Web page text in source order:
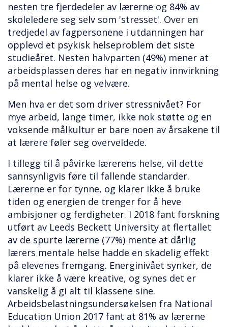
nesten tre fjerdedeler av lærerne og 84% av
skoleledere seg selv som 'stresset'. Over en
tredjedel av fagpersonene i utdanningen har
opplevd et psykisk helseproblem det siste
studieåret. Nesten halvparten (49%) mener at
arbeidsplassen deres har en negativ innvirkning
på mental helse og velvære.
Men hva er det som driver stressnivået? For
mye arbeid, lange timer, ikke nok støtte og en
voksende målkultur er bare noen av årsakene til
at lærere føler seg overveldede.
I tillegg til å påvirke lærerens helse, vil dette
sannsynligvis føre til fallende standarder.
Lærerne er for tynne, og klarer ikke å bruke
tiden og energien de trenger for å heve
ambisjoner og ferdigheter. I 2018 fant forskning
utført av Leeds Beckett University at flertallet
av de spurte lærerne (77%) mente at dårlig
lærers mentale helse hadde en skadelig effekt
på elevenes fremgang. Energinivået synker, de
klarer ikke å være kreative, og synes det er
vanskelig å gi alt til klassene sine.
Arbeidsbelastningsundersøkelsen fra National
Education Union 2017 fant at 81% av lærerne